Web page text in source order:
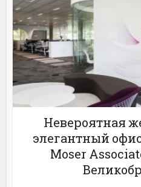
Невероятная
элегантный
Moser